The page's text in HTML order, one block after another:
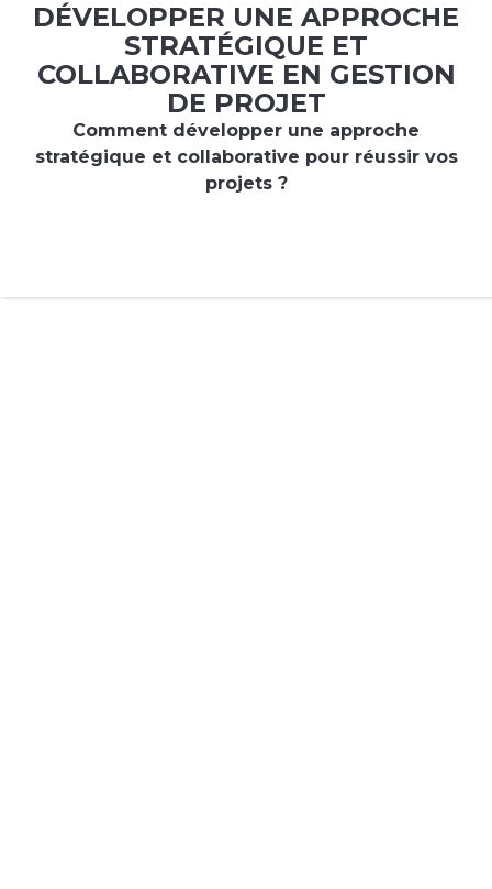
DÉVELOPPER UNE APPROCHE
STRATÉGIQUE ET
COLLABORATIVE EN GESTION
DE PROJET
Comment développer une approche
stratégique et collaborative pour réussir vos
projets ?